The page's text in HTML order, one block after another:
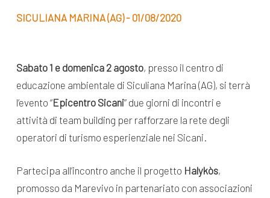
SICULIANA MARINA (AG) - 01/08/2020
Sabato 1 e domenica 2 agosto, presso il centro di
educazione ambientale di Siculiana Marina (AG), si terrà
l’evento “Epicentro Sicani” due giorni di incontri e
attività di team building per rafforzare la rete degli
operatori di turismo esperienziale nei Sicani.
Partecipa all’incontro anche il progetto Halykòs,
promosso da Marevivo in partenariato con associazioni
News
Seguici sui social: